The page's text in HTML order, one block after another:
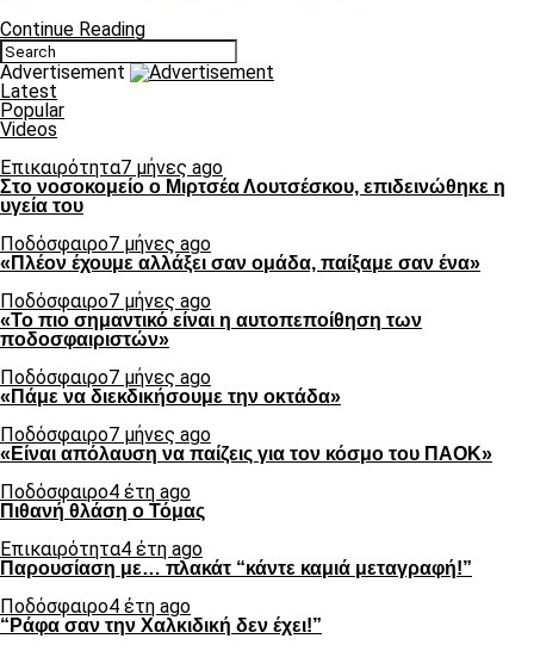
Continue Reading
Advertisement
Latest
Popular
Videos
Επικαιρότητα7 μήνες ago
Στο νοσοκομείο ο Μιρτσέα Λουτσέσκου, επιδεινώθηκε η
υγεία του
Ποδόσφαιρο7 μήνες ago
«Πλέον έχουμε αλλάξει σαν ομάδα, παίξαμε σαν ένα»
Ποδόσφαιρο7 μήνες ago
«Το πιο σημαντικό είναι η αυτοπεποίθηση των
ποδοσφαιριστών»
Ποδόσφαιρο7 μήνες ago
«Πάμε να διεκδικήσουμε την οκτάδα»
Ποδόσφαιρο7 μήνες ago
«Είναι απόλαυση να παίζεις για τον κόσμο του ΠΑΟΚ»
Ποδόσφαιρο4 έτη ago
Πιθανή θλάση ο Τόμας
Επικαιρότητα4 έτη ago
Παρουσίαση με… πλακάτ “κάντε καμιά μεταγραφή!”
Ποδόσφαιρο4 έτη ago
“Ράφα σαν την Χαλκιδική δεν έχει!”